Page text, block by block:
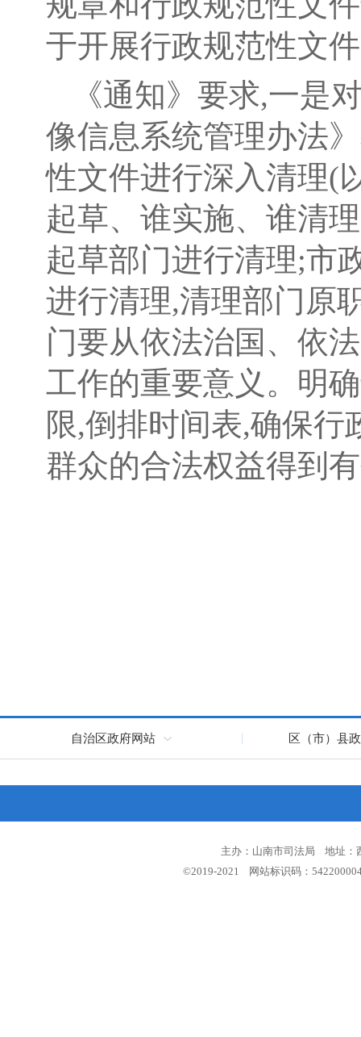
于开展行政规范性文
《通知》要求,一是
像信息系统管理办法
性文件进行深入清理(
起草、谁实施、谁清
起草部门进行清理;市
进行清理,清理部门原
门要从依法治国、依
工作的重要意义。明
限,倒排时间表,确保
群众的合法权益得到
自治区政府网站 区（市）县
主办：山南市司法局 地址：
©2019-2021 网站标识码：